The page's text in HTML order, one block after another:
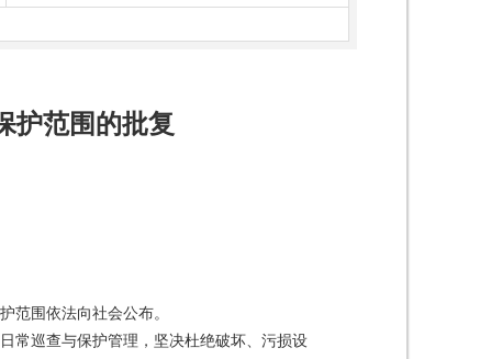
护范围的批复
范围依法向社会公布。
常巡查与保护管理，坚决杜绝破坏、污损设